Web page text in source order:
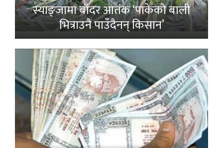
स्याङ्जामा बाँदर आतंक ‘पाकेको बाली
भित्राउनै पाउँदैनन् किसान’